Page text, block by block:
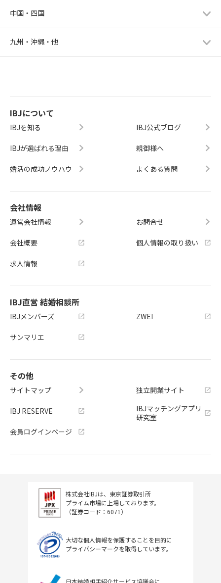
中国・四国
九州・沖縄・他
IBJについて
IBJを知る
IBJが選ばれる理由
婚活の成功ノウハウ
IBJ公式ブログ
親御様へ
よくある質問
会社情報
運営会社情報
会社概要
求人情報
お問合せ
個人情報の取り扱い
IBJ直営 結婚相談所
IBJメンバーズ
サンマリエ
ZWEI
その他
サイトマップ
IBJ RESERVE
会員ログインページ
独立開業サイト
IBJマッチングアプリ
研究室
株式会社IBJは、東京証券取引所
プライム市場に上場しております。
（証券コード：6071）
大切な個人情報を保護することを目的に
プライバシーマークを取得しています。
日本結婚相手紹介サービス協議会に